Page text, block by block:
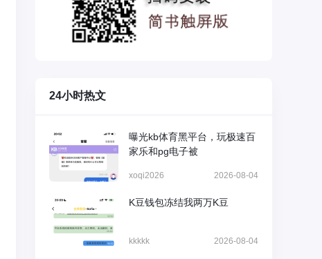
24小时热文
曝光kb体育黑平台，玩极速百
家乐和pg电子被
xoqi2026 2026-08-04
K豆钱包冻结我两万K豆
kkkkk 2026-08-04